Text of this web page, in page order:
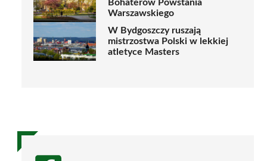
Bohaterów Powstania
Warszawskiego
W Bydgoszczy ruszają
mistrzostwa Polski w lekkiej
atletyce Masters